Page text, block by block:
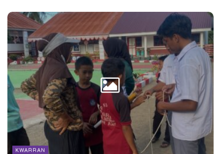
Andalan Cabang Urusan Pramuka Garuda, menyampaikan
apresiasi atas sinergi lintas kwartir ranting yang telah terjalin
dengan sangat baik.
“Keberhasilan ini adalah hasil kerja kolektif dan semangat
kebersamaan. Terima kasih kepada seluruh Kwarran yang
telah berperan aktif sehingga kegiatan ini berjalan dengan
lancar dan penuh makna,” ujarnya.
Puncak acara ditandai dengan penyematan tanda Pramuka
Garuda oleh Ketua Kwarcab Banyuwangi, Kak Ir. H. Mujiono,
M.Si. Dalam sambutannya, beliau menegaskan pentingnya
KWARRAN